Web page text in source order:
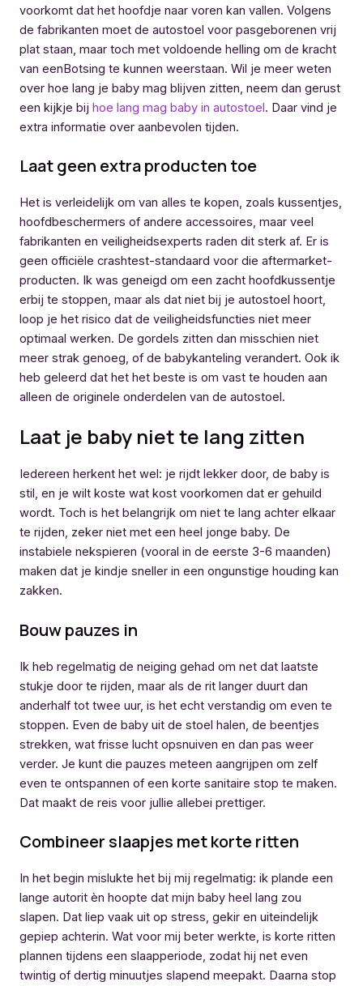
voorkomt dat het hoofdje naar voren kan vallen. Volgens
de fabrikanten moet de autostoel voor pasgeborenen vrij
plat staan, maar toch met voldoende helling om de kracht
van eenBotsing te kunnen weerstaan. Wil je meer weten
over hoe lang je baby mag blijven zitten, neem dan gerust
een kijkje bij hoe lang mag baby in autostoel. Daar vind je
extra informatie over aanbevolen tijden.
Laat geen extra producten toe
Het is verleidelijk om van alles te kopen, zoals kussentjes,
hoofdbeschermers of andere accessoires, maar veel
fabrikanten en veiligheidsexperts raden dit sterk af. Er is
geen officiële crashtest-standaard voor die aftermarket-
producten. Ik was geneigd om een zacht hoofdkussentje
erbij te stoppen, maar als dat niet bij je autostoel hoort,
loop je het risico dat de veiligheidsfuncties niet meer
optimaal werken. De gordels zitten dan misschien niet
meer strak genoeg, of de babykanteling verandert. Ook ik
heb geleerd dat het het beste is om vast te houden aan
alleen de originele onderdelen van de autostoel.
Laat je baby niet te lang zitten
Iedereen herkent het wel: je rijdt lekker door, de baby is
stil, en je wilt koste wat kost voorkomen dat er gehuild
wordt. Toch is het belangrijk om niet te lang achter elkaar
te rijden, zeker niet met een heel jonge baby. De
instabiele nekspieren (vooral in de eerste 3-6 maanden)
maken dat je kindje sneller in een ongunstige houding kan
zakken.
Bouw pauzes in
Ik heb regelmatig de neiging gehad om net dat laatste
stukje door te rijden, maar als de rit langer duurt dan
anderhalf tot twee uur, is het echt verstandig om even te
stoppen. Even de baby uit de stoel halen, de beentjes
strekken, wat frisse lucht opsnuiven en dan pas weer
verder. Je kunt die pauzes meteen aangrijpen om zelf
even te ontspannen of een korte sanitaire stop te maken.
Dat maakt de reis voor jullie allebei prettiger.
Combineer slaapjes met korte ritten
In het begin mislukte het bij mij regelmatig: ik plande een
lange autorit èn hoopte dat mijn baby heel lang zou
slapen. Dat liep vaak uit op stress, gekir en uiteindelijk
gepiep achterin. Wat voor mij beter werkte, is korte ritten
plannen tijdens een slaapperiode, zodat hij net even
twintig of dertig minuutjes slapend meepakt. Daarna stop